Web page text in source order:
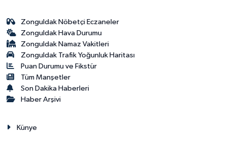
Zonguldak Nöbetçi Eczaneler
Zonguldak Hava Durumu
Zonguldak Namaz Vakitleri
Zonguldak Trafik Yoğunluk Haritası
Puan Durumu ve Fikstür
Tüm Manşetler
Son Dakika Haberleri
Haber Arşivi
Künye